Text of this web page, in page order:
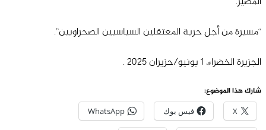
“مسيرة من أجل حرية المعتقلين السياسيين الصحراويين”.
الجزيرة الخضراء، 1 يونيو/حزيران 2025 .
شارك هذا الموضوع:
X فيس بوك WhatsApp